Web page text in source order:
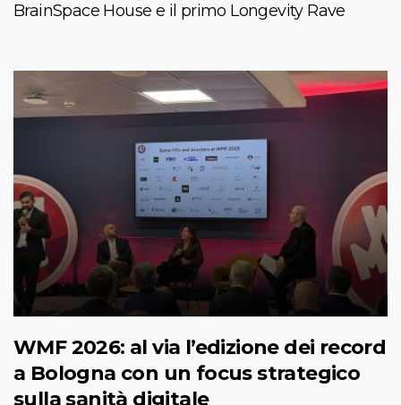
BrainSpace House e il primo Longevity Rave
WMF 2026: al via l’edizione dei record
a Bologna con un focus strategico
sulla sanità digitale